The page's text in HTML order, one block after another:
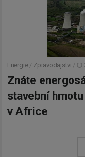
Energie / Zpravodajství /
Znáte
stavební
v Africe